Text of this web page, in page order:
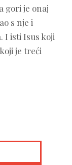
gori je onaj
s nje i
I isti Isus koji
je treći